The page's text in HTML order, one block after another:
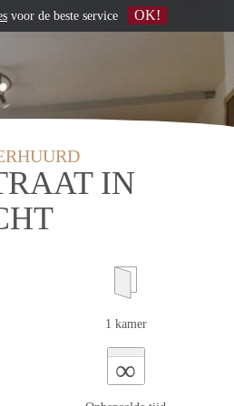
IN
1 kamer
∞
voor de beste service OK!